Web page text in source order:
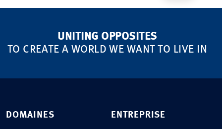
UNITING OPPOSITES
TO CREATE A WORLD WE WANT TO LIVE IN
DOMAINES ENTREPRISE